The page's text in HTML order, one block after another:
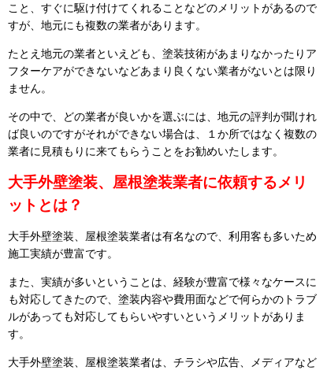
こと、すぐに駆け付けてくれることなどのメリットがあるので
すが、地元にも複数の業者があります。
たとえ地元の業者といえども、塗装技術があまりなかったりア
フターケアができないなどあまり良くない業者がないとは限り
ません。
その中で、どの業者が良いかを選ぶには、地元の評判が聞けれ
ば良いのですがそれができない場合は、１か所ではなく複数の
業者に見積もりに来てもらうことをお勧めいたします。
大手外壁塗装、屋根塗装業者に依頼するメリ
ットとは？
大手外壁塗装、屋根塗装業者は有名なので、利用客も多いため
施工実績が豊富です。
また、実績が多いということは、経験が豊富で様々なケースに
も対応してきたので、塗装内容や費用面などで何らかのトラブ
ルがあっても対応してもらいやすいというメリットがありま
す。
大手外壁塗装、屋根塗装業者は、チラシや広告、メディアなど